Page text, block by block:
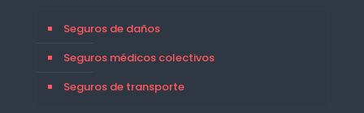
Seguros de daños
Seguros médicos colectivos
Seguros de transporte